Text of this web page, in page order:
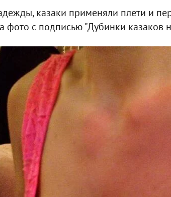
казаки применяли плети и
фото с подписью "Дубинки казаков